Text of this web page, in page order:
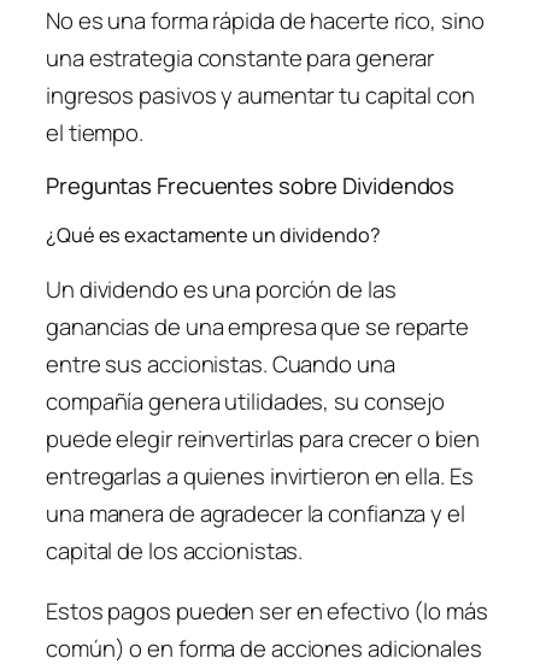
No es una forma rápida de hacerte rico, sino
una estrategia constante para generar
ingresos pasivos y aumentar tu capital con
el tiempo.
Preguntas Frecuentes sobre Dividendos
¿Qué es exactamente un dividendo?
Un dividendo es una porción de las
ganancias de una empresa que se reparte
entre sus accionistas. Cuando una
compañía genera utilidades, su consejo
puede elegir reinvertirlas para crecer o bien
entregarlas a quienes invirtieron en ella. Es
una manera de agradecer la confianza y el
capital de los accionistas.
Estos pagos pueden ser en efectivo (lo más
común) o en forma de acciones adicionales